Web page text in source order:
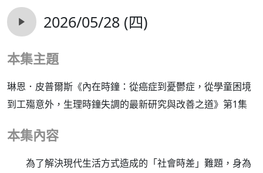
2026/05/28 (四)
本集主題
琳恩．皮普爾斯《內在時鐘：從癌症到憂鬱症，從學童困境
到工殤意外，生理時鐘失調的最新研究與改善之道》第1集
本集內容
為了解決現代生活方式造成的「社會時差」難題，身為